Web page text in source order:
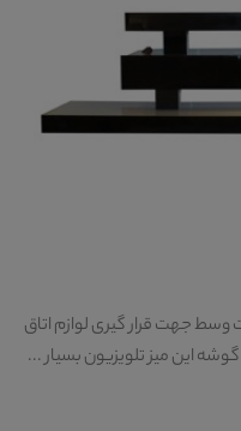
جهت قرار گیری لوازم اتاق